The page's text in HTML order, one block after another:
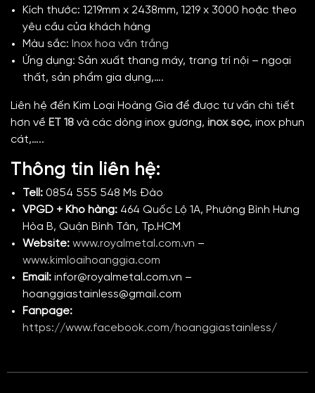
Kích thước: 1219mm x 2438mm, 1219 x 3000 hoặc theo
yêu cầu của khách hàng
Màu sắc: Inox hoa văn trắng
Ứng dụng: Sản xuất thang máy, trang trí nội – ngoại
thất, sản phẩm gia dụng,….
Liên hệ đến Kim Loại Hoàng Gia để được tư vấn chi tiết
hơn về ET 18 và các dòng inox gương, inox sọc, inox phun
cát,…..
Thông tin liên hệ:
Tell: 0854 555 548 Ms Đào
VPGD + Kho hàng: 464 Quốc Lộ 1A, Phường Bình Hưng
Hòa B, Quận Bình Tân, Tp.HCM
Website: www.royalmetal.com.vn –
www.kimloaihoanggia.com
Email: infor@royalmetal.com.vn –
hoanggiastainless@gmail.com
Fanpage:
https://www.facebook.com/hoanggiastainless/